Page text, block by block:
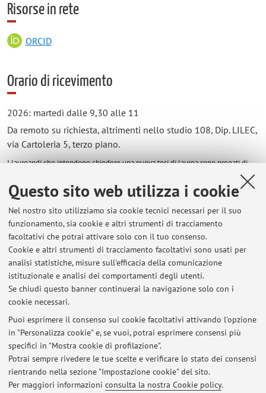
Questo sito web utilizza i cookie
Nel nostro sito utilizziamo sia cookie tecnici necessari per il suo
funzionamento, sia cookie e altri strumenti di tracciamento
facoltativi che potrai attivare solo con il tuo consenso.
Cookie e altri strumenti di tracciamento facoltativi sono usati per
analisi statistiche, misure sull'efficacia della comunicazione
istituzionale e analisi dei comportamenti degli utenti.
Se chiudi questo banner continuerai la navigazione solo con i
cookie necessari.
Puoi esprimere il consenso sui cookie facoltativi attivando l'opzione
in "Personalizza cookie" e, se vuoi, potrai esprimere consensi più
specifici in "Mostra cookie di profilazione".
Potrai sempre rivedere le tue scelte e verificare lo stato dei consensi
rientrando nella sezione "Impostazione cookie" del sito.
Per maggiori informazioni consulta la nostra Cookie policy.
Risorse in rete
ORCID
Orario di ricevimento
2026: martedì dalle 9,30 alle 11
Da remoto su richiesta, altrimenti nello studio 108, Dip. LILEC,
via Cartoleria 5, terzo piano.
I laureandi che intendono chiedere una nuova tesi di laurea sono pregati di
Ultimi avvisi
Ricevimenti fine giugno-luglio
Pubblicato il: 22 giugno 2026
ricevimento 12 maggio ore 10,30-12
Pubblicato il: 10 maggio 2026
Incontro con Zanichelli, redazione di lingue straniere
Pubblicato il: 17 aprile 2026